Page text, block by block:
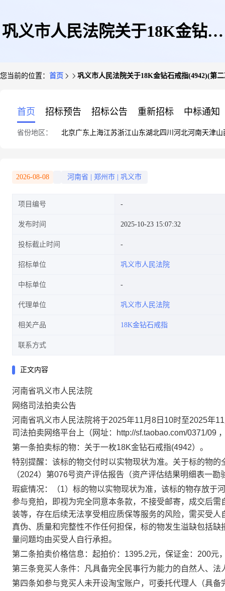
巩义市人民法院关于18K金钻石
您当前的位置： 首页 巩义市人民法院关于18K金钻石戒指(4942)(第
首页 招标预告 招标公告 重新招标 中标通知
省份地区： 北京广东 上海江苏浙江山东湖北四川 河北河南天津山
2026-08-08 河南省 郑州市 巩义市
项目编号
发布时间 2025-10-23 15:07:32
投标截止时间
招标单位 巩义市人民法院
中标单位
代理单位 巩义市人民法院
相关产品 18K金钻石戒指
联系方式
正文内容
河南省巩义市人民法院
网络司法拍卖公告
河南省巩义市人民法院将于2025年11月 8 日 10时至2025年11
司法拍卖网络平台上（网址：http://sf.taobao.com/0371/09
第一条拍卖标的物：关于一枚18K金钻石戒指(4942） 。
特别提醒：该标的物交付时以实物现状为准。关于标的物
（2024）第076号资产评估报告（资产评估结果明细表一勘
瑕疵情况：（1）标的物以实物现状为准，该标的物存放于
参与竞拍，即视为完全同意本条款，不接受邮寄，成交后
装等，存在后续无法享受相应质保等服务的风险，需买受
真伪、质量和完整性不作任何担保，标的物发生溢缺包括
量问题均由买受人自行承担。
第二条拍卖价格信息： 起拍价： 1395.2元，保证金： 200元
第三条竞买人条件：
凡具备完全民事行为能力的自然人、
第四条如参与竞买人未开设淘宝账户，可委托代理人（具